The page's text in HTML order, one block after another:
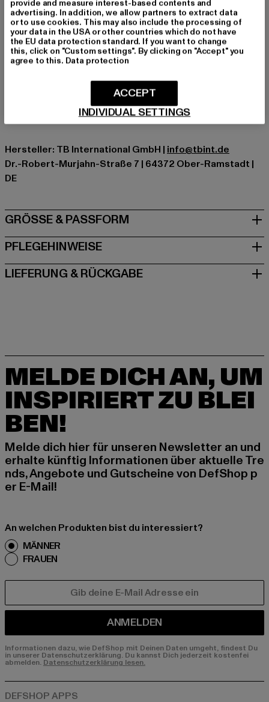
Ausschnitt: Rundhals
Ärmelart: Kurzarm
Schnitt: Oversize
Marke: Urban Classics
Kat.: T-Shirts
Materialzusammensetzung: 100% Baumwolle
Art.Nr: TB1778-00208
Hersteller: TB International GmbH | info@tbint.de
Dr.-Robert-Murjahn-Straße 7 | 64372 Ober-Ramstadt |
DE
GRÖSSE & PASSFORM
PFLEGEHINWEISE
LIEFERUNG & RÜCKGABE
MELDE DICH AN, UM
INSPIRIERT ZU BLEI
BEN!
Melde dich hier für unseren Newsletter an und
erhalte künftig Informationen über aktuelle Tre
nds, Angebote und Gutscheine von DefShop p
er E-Mail!
An welchen Produkten bist du interessiert?
MÄNNER
FRAUEN
ANMELDEN
Informationen dazu, wie DefShop mit Deinen Daten umgeht, findest Du
in unserer Datenschutzerklärung. Du kannst Dich jederzeit kostenfei
abmelden. Datenschutzerklärung lesen.
provide and measure interest-based contents and
advertising. In addition, we allow partners to extract data
or to use cookies. This may also include the processing of
your data in the USA or other countries which do not have
the EU data protection standard. If you want to change
this, click on "Custom settings". By clicking on "Accept" you
agree to this. Data protection
INDIVIDUAL SETTINGS
ACCEPT